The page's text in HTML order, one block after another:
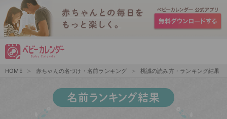
HOME 赤ちゃんの名づけ・名前ランキング 桃誠の読み方・ランキング結果
名前ランキング結果